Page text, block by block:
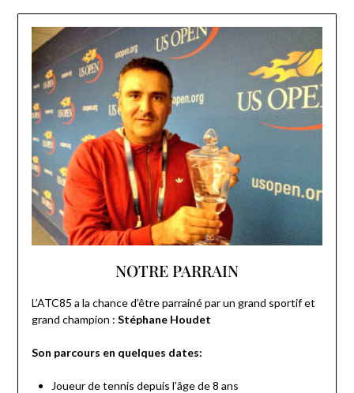
NOTRE PARRAIN
L’ATC85 a la chance d’être parrainé par un grand sportif et
grand champion : Stéphane Houdet
Son parcours en quelques dates:
Joueur de tennis depuis l’âge de 8 ans